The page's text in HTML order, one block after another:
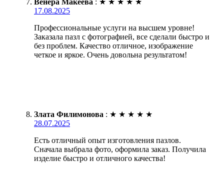
17.08.2025
Профессиональные услуги на высшем уровне!
Заказала пазл с фотографией, все сделали быстро и
без проблем. Качество отличное, изображение
четкое и яркое. Очень довольна результатом!
Злата Филимонова : ★ ★ ★ ★ ★
28.07.2025
Есть отличный опыт изготовления пазлов.
Сначала выбрала фото, оформила заказ. Получила
изделие быстро и отличного качества!